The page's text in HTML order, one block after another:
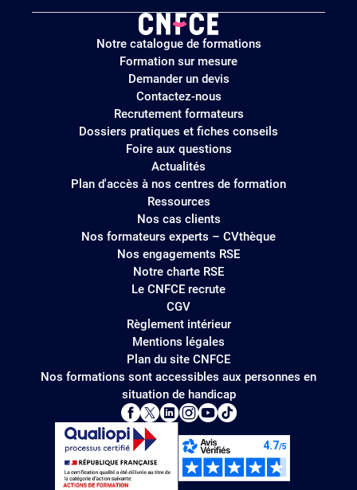
Logo
site
Notre catalogue de formations
Formation sur mesure
Demander un devis
Contactez-nous
Recrutement formateurs
Dossiers pratiques et fiches conseils
Foire aux questions
Actualités
Plan d'accès à nos centres de formation
Ressources
Nos cas clients
Nos formateurs experts – CVthèque
Nos engagements RSE
Notre charte RSE
Le CNFCE recrute
CGV
Règlement intérieur
Mentions légales
Plan du site CNFCE
Nos formations sont accessibles aux personnes en
situation de handicap